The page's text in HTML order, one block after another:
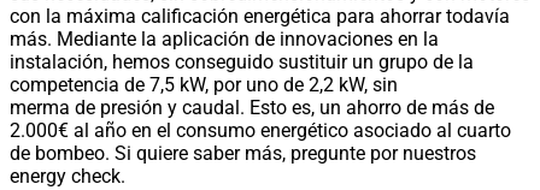
con la máxima calificación energética para ahorrar todavía
más. Mediante la aplicación de innovaciones en la
instalación, hemos conseguido sustituir un grupo de la
competencia de 7,5 kW, por uno de 2,2 kW, sin
merma de presión y caudal. Esto es, un ahorro de más de
2.000€ al año en el consumo energético asociado al cuarto
de bombeo. Si quiere saber más, pregunte por nuestros
energy check.